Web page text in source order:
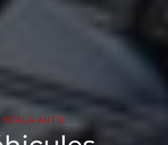
SCALA AUTO